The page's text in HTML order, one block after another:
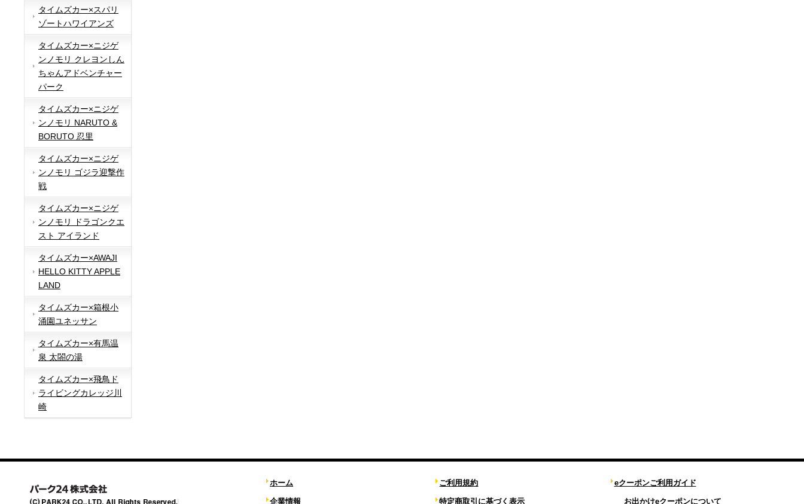
タイムズカー×スパリ
ゾートハワイアンズ
タイムズカー×ニジゲ
ンノモリ クレヨンしん
ちゃんアドベンチャー
パーク
タイムズカー×ニジゲ
ンノモリ NARUTO &
BORUTO 忍里
タイムズカー×ニジゲ
ンノモリ ゴジラ迎撃作
戦
タイムズカー×ニジゲ
ンノモリ ドラゴンクエ
スト アイランド
タイムズカー×AWAJI
HELLO KITTY APPLE
LAND
タイムズカー×箱根小
涌園ユネッサン
タイムズカー×有馬温
泉 太閤の湯
タイムズカー×飛鳥ド
ライビングカレッジ川
崎
ホーム
企業情報
ご利用規約
特定商取引に基づく表示
eクーポンご利用ガイド
お出かけeクーポンについて